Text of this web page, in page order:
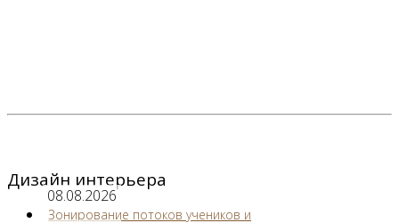
Дизайн интерьера
08.08.2026
Зонирование потоков учеников и